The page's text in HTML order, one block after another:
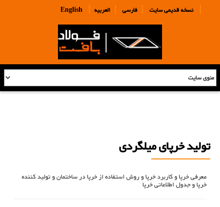
English | نسخه قدیمی سایت| فارسی| العربیه |
تولید خرپای ميلگردی
معرفی خرپا و کاربرد خرپا و روش استفاده از خرپا در ساختمان و تولید کننده
خرپا و جدول اطلاعاتی خرپا